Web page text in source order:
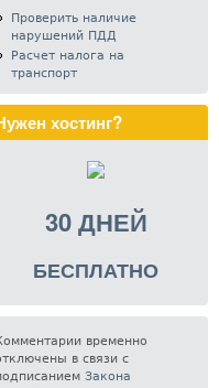
Проверить наличие
нарушений ПДД
Расчет налога на
транспорт
хостинг?
30 ДНЕЙ
БЕСПЛАТНО
временно
в связи с
Закона